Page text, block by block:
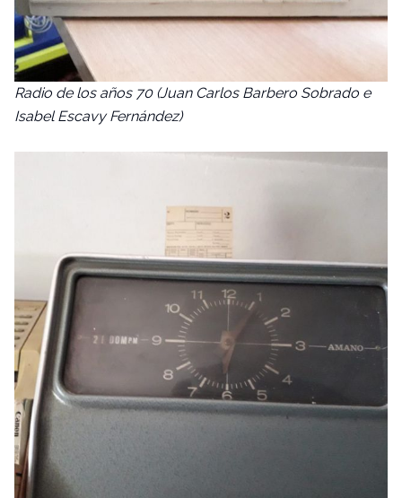
Radio de los años 70 (Juan Carlos Barbero Sobrado e
Isabel Escavy Fernández)